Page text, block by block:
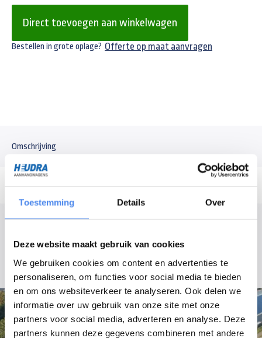
Toestemming Details Over
Deze website maakt gebruik van cookies
We gebruiken cookies om content en advertenties te
personaliseren, om functies voor social media te bieden
en om ons websiteverkeer te analyseren. Ook delen we
informatie over uw gebruik van onze site met onze
partners voor social media, adverteren en analyse. Deze
partners kunnen deze gegevens combineren met andere
Direct toevoegen aan winkelwagen
Bestellen in grote oplage? Offerte op maat aanvragen
Omschrijving
Modelomschrijving
Buitenband 185/80R14C